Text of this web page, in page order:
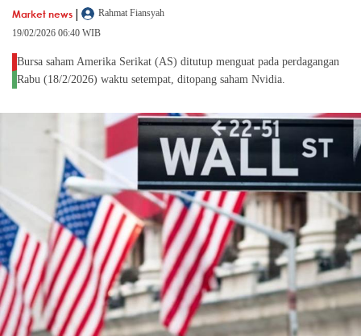
Market news |
Rahmat Fiansyah
19/02/2026 06:40 WIB
Bursa saham Amerika Serikat (AS) ditutup menguat pada perdagangan
Rabu (18/2/2026) waktu setempat, ditopang saham Nvidia.